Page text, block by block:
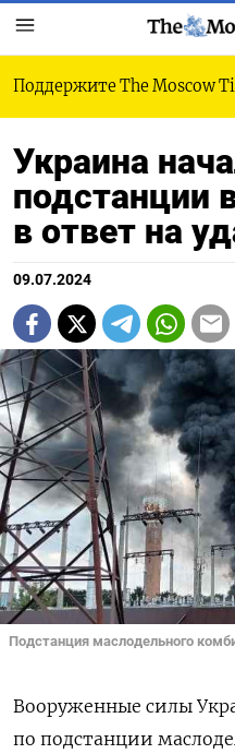
Поддержите The Moscow
Украина
подстанции
в ответ на
09.07.2024
Подстанция маслодельного
Вооруженные силы
по подстанции